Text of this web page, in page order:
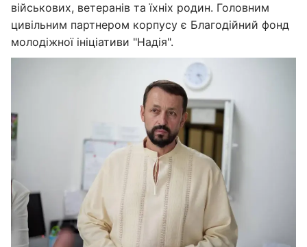
військових, ветеранів та їхніх родин. Головним
цивільним партнером корпусу є Благодійний фонд
молодіжної ініціативи "Надія".